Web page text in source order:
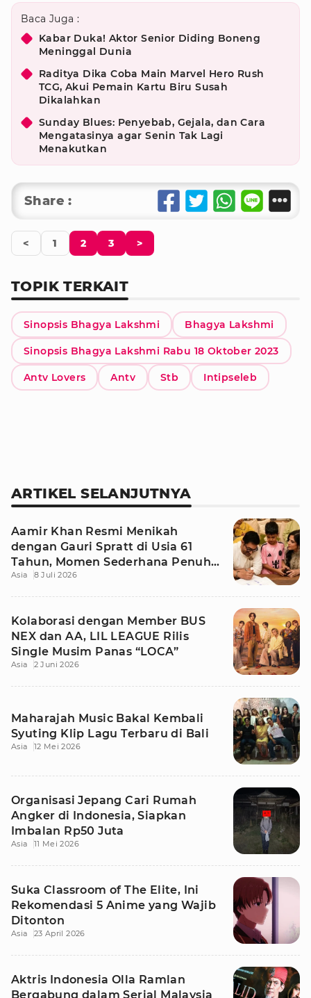
Baca Juga :
Kabar Duka! Aktor Senior Diding Boneng
Meninggal Dunia
Raditya Dika Coba Main Marvel Hero Rush
TCG, Akui Pemain Kartu Biru Susah
Dikalahkan
Sunday Blues: Penyebab, Gejala, dan Cara
Mengatasinya agar Senin Tak Lagi
Menakutkan
Share :
< 1 2 3 >
TOPIK TERKAIT
Sinopsis Bhagya Lakshmi Bhagya Lakshmi
Sinopsis Bhagya Lakshmi Rabu 18 Oktober 2023
Antv Lovers Antv Stb Intipseleb
ARTIKEL SELANJUTNYA
Aamir Khan Resmi Menikah
dengan Gauri Spratt di Usia 61
Tahun, Momen Sederhana Penuh
Kehangatan
Asia 8 Juli 2026
Kolaborasi dengan Member BUS
NEX dan AA, LIL LEAGUE Rilis
Single Musim Panas “LOCA”
Asia 2 Juni 2026
Maharajah Music Bakal Kembali
Syuting Klip Lagu Terbaru di Bali
Asia 12 Mei 2026
Organisasi Jepang Cari Rumah
Angker di Indonesia, Siapkan
Imbalan Rp50 Juta
Asia 11 Mei 2026
Suka Classroom of The Elite, Ini
Rekomendasi 5 Anime yang Wajib
Ditonton
Asia 23 April 2026
Aktris Indonesia Olla Ramlan
Bergabung dalam Serial Malaysia